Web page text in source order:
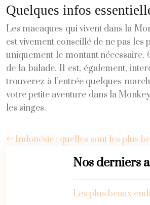
Quelques infos
Les macaques qui vivent dans la
est vivement conseillé de ne pas
uniquement le montant nécessaire.
de la balade. Il est, également,
trouverez à l’entrée quelques
votre petite aventure dans la
les singes.
Indonésie : quelles sont les plus
Nos derniers
Les plus beaux